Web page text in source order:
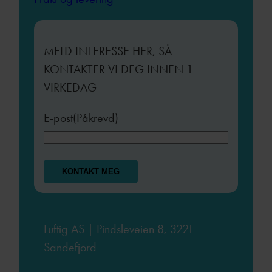
MELD INTERESSE HER, SÅ
KONTAKTER VI DEG INNEN 1
VIRKEDAG
E-post(Påkrevd)
Luftig AS | Pindsleveien 8, 3221
Sandefjord